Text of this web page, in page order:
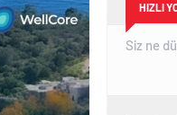
HIZLI